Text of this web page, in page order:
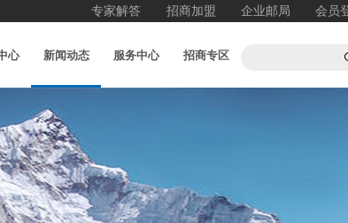
专家解答 招商加盟 企业邮局 会员
心 新闻动态 服务中心 招商专区